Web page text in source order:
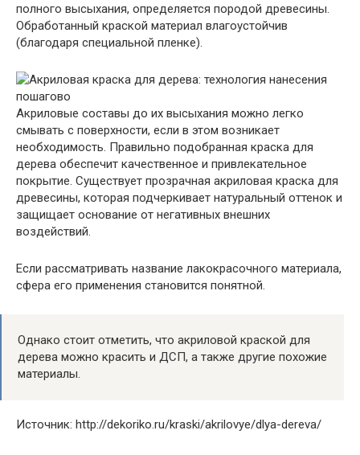
полного высыхания, определяется породой древесины.
Обработанный краской материал влагоустойчив
(благодаря специальной пленке).
Акриловые составы до их высыхания можно легко
смывать с поверхности, если в этом возникает
необходимость. Правильно подобранная краска для
дерева обеспечит качественное и привлекательное
покрытие. Существует прозрачная акриловая краска для
древесины, которая подчеркивает натуральный оттенок и
защищает основание от негативных внешних
воздействий.
Если рассматривать название лакокрасочного материала,
сфера его применения становится понятной.
Однако стоит отметить, что акриловой краской для
дерева можно красить и ДСП, а также другие похожие
материалы.
Источник: http://dekoriko.ru/kraski/akrilovye/dlya-dereva/